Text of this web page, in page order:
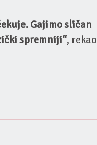
Gajimo sličan
spremniji“, rekao